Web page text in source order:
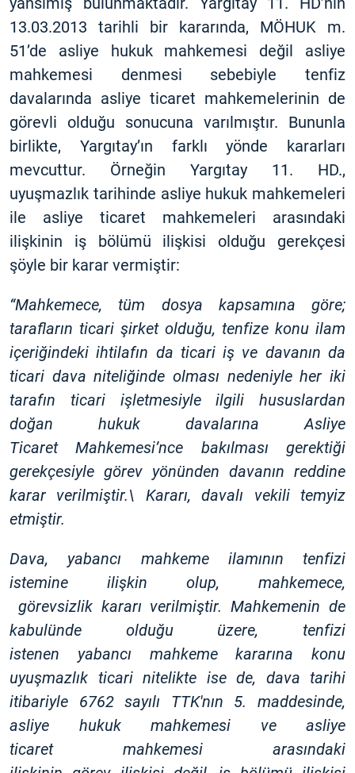
13.03.2013 tarihli bir kararında, MÖHUK m.
51’de asliye hukuk mahkemesi değil asliye
mahkemesi denmesi sebebiyle tenfiz
davalarında asliye ticaret mahkemelerinin de
görevli olduğu sonucuna varılmıştır. Bununla
birlikte, Yargıtay’ın farklı yönde kararları
mevcuttur. Örneğin Yargıtay 11. HD.,
uyuşmazlık tarihinde asliye hukuk mahkemeleri
ile asliye ticaret mahkemeleri arasındaki
ilişkinin iş bölümü ilişkisi olduğu gerekçesi
şöyle bir karar vermiştir:
“Mahkemece, tüm dosya kapsamına göre;
tarafların ticari şirket olduğu, tenfize konu ilam
içeriğindeki ihtilafın da ticari iş ve davanın da
ticari dava niteliğinde olması nedeniyle her iki
tarafın ticari işletmesiyle ilgili hususlardan
doğan hukuk davalarına Asliye
Ticaret Mahkemesi’nce bakılması gerektiği
gerekçesiyle görev yönünden davanın reddine
karar verilmiştir.\ Kararı, davalı vekili temyiz
etmiştir.
Dava, yabancı mahkeme ilamının tenfizi
istemine ilişkin olup, mahkemece,
görevsizlik kararı verilmiştir. Mahkemenin de
kabulünde olduğu üzere, tenfizi
istenen yabancı mahkeme kararına konu
uyuşmazlık ticari nitelikte ise de, dava tarihi
itibariyle 6762 sayılı TTK'nın 5. maddesinde,
asliye hukuk mahkemesi ve asliye
ticaret mahkemesi arasındaki